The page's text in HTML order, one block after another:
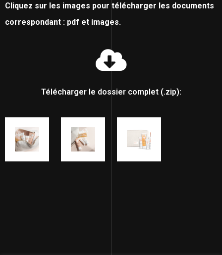
Cliquez sur les images pour télécharger les documents
correspondant : pdf et images.
Télécharger le dossier complet (.zip):